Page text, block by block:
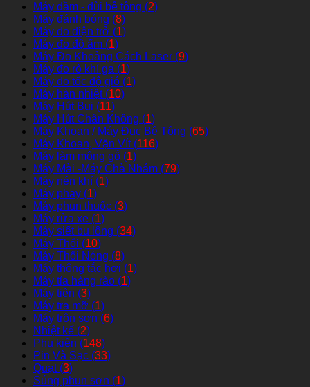
Máy đầm - dùi bê tông (2)
Máy đánh bóng (8)
Máy đo điện trở (1)
Máy đo độ ẩm (1)
Máy Đo Khoảng Cách Laser (9)
Máy đo rò khí ga (1)
Máy đo tốc độ gió (1)
Máy hàn nhiệt (10)
Máy Hút Bụi (11)
Máy Hút Chân Không (1)
Máy Khoan / Máy Đục Bê Tông (65)
Máy Khoan, Vặn Vít (116)
Máy làm mộng gỗ (1)
Máy Mài -Máy Chà Nhám (79)
Máy nén khí (1)
Máy phay (1)
Máy phun thuốc (3)
Máy rửa xe (1)
Máy siết bu lông (34)
Máy Thổi (10)
Máy Thổi Nóng (8)
Máy thông tắc hơi (1)
Máy tỉa hàng rào (1)
Máy tiện (3)
Máy tra mỡ (1)
Máy trộn sơn (6)
Nhiệt kế (2)
Phụ kiện (148)
Pin Và Sạc (33)
Quạt (3)
Súng phun sơn (1)